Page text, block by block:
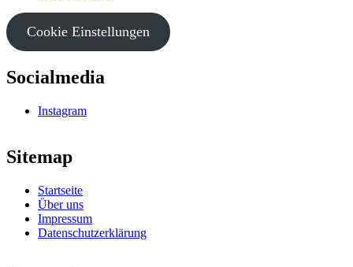
Cookie Einstellungen
Socialmedia
Instagram
Sitemap
Startseite
Über uns
Impressum
Datenschutzerklärung